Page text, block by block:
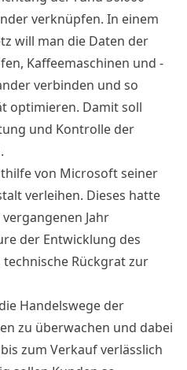
verknüpfen. In einem
will man die Daten der
Kaffeemaschinen und -
verbinden und so
optimieren. Damit soll
und Kontrolle der
von Microsoft seiner
verleihen. Dieses hatte
Jahr
der Entwicklung des
Rückgrat zur
Handelswege der
zu überwachen und dabei
zum Verkauf verlässlich